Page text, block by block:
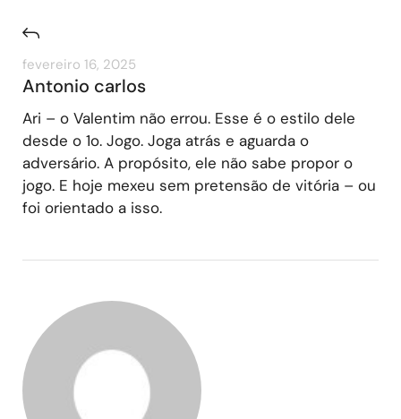
fevereiro 16, 2025
Antonio carlos
Ari – o Valentim não errou. Esse é o estilo dele
desde o 1o. Jogo. Joga atrás e aguarda o
adversário. A propósito, ele não sabe propor o
jogo. E hoje mexeu sem pretensão de vitória – ou
foi orientado a isso.